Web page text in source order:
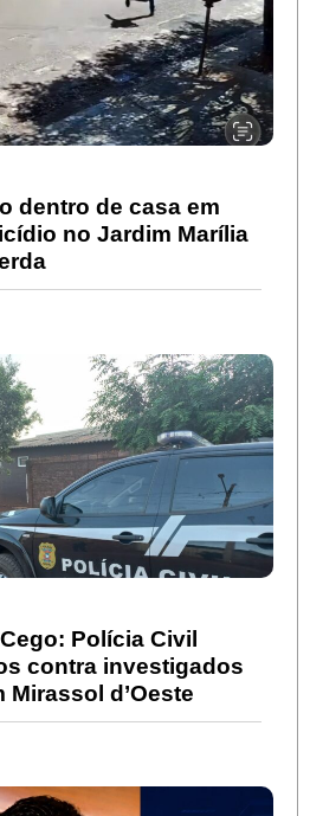
dentro de casa em
no Jardim Marília
Polícia Civil
contra investigados
d’Oeste